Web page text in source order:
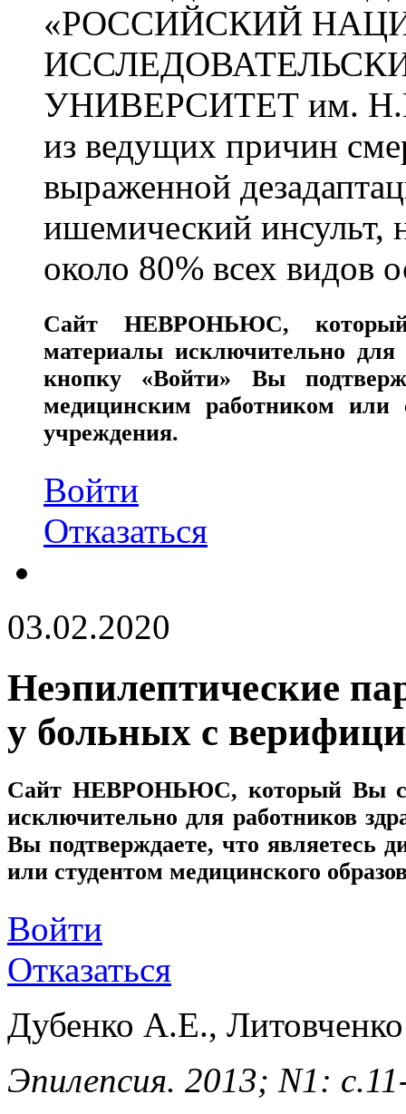
«РОССИЙСКИЙ
УНИВЕРСИТЕТ им.
из ведущих причин
выраженной
ишемический инсульт,
около 80% всех видов
СайтНЕВРОНЬЮС,
материалы исключительно для
кнопку «Войти» Вы
медицинским работником или
учреждения.
Войти
Отказаться
03.02.2020
Неэпилептические
у больных с
Сайт НЕВРОНЬЮС, который Вы
исключительно для работников
Вы подтверждаете, что являетесь
или студентом медицинского
Войти
Отказаться
Дубенко А.Е.,
Эпилепсия. 2013; N1: